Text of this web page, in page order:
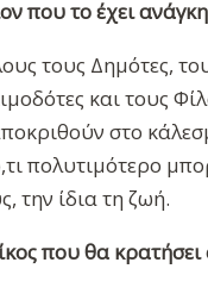
που το έχει
τους Δημότες,
και τους
στο
πολυτιμότερο
την ίδια τη ζωή.
που θα